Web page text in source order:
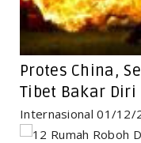
Protes China,
Tibet Bakar Diri
Internasional 01/12/